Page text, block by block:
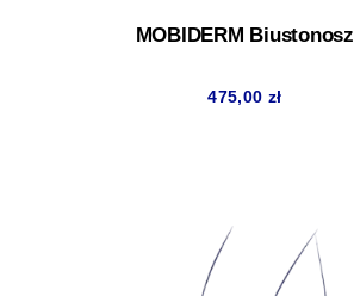
MOBIDERM Biustonosz
475,00 zł